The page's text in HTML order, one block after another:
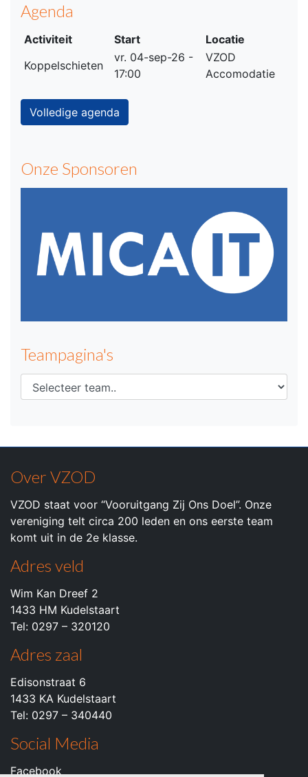
Agenda
Activiteit Start
Locatie
Koppelschieten
vr. 04-sep-26 -
17:00
VZOD
Accomodatie
Volledige agenda
Onze Sponsoren
Teampagina's
Over VZOD
VZOD staat voor “Vooruitgang Zij Ons Doel”. Onze
vereniging telt circa 200 leden en ons eerste team
komt uit in de 2e klasse.
Adres veld
Wim Kan Dreef 2
1433 HM Kudelstaart
Tel: 0297 – 320120
Adres zaal
Edisonstraat 6
1433 KA Kudelstaart
Tel: 0297 – 340440
Social Media
Facebook